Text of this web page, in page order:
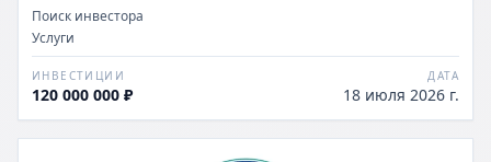
Поиск инвестора
Услуги
ИНВЕСТИЦИИ
120 000 000 ₽
ДАТА
18 июля 2026 г.